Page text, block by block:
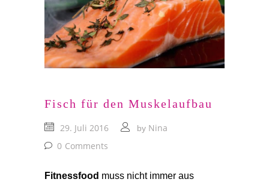
Fisch für den Muskelaufbau
29. Juli 2016 by Nina
0 Comments
Fitnessfood muss nicht immer aus